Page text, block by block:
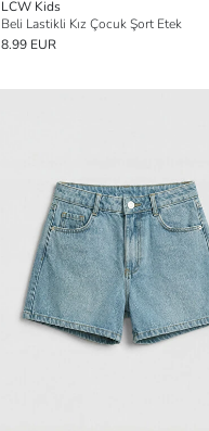
LCW Kids
Beli Lastikli Kız Çocuk Şort Etek
8.99 EUR